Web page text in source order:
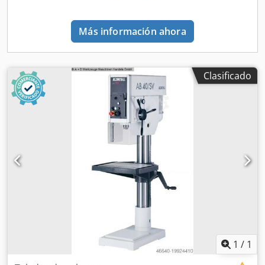
aislamiento del motor "F" (155°C) - Manual de
instrucciones en alemán Chjdoxaa R Hopfx Afdja Incluye
equipamiento especial: - Lámpara LED para máquina Pos.
Sistema de refrigeración "A" Pos. 24 (placa base de
refrigerante, completo) - Indicador digital de profundidad
de taladro Pos. 37.1 (Pantalla LED de 5 dígitos)
Más información ahora
Clasificado
1 / 1